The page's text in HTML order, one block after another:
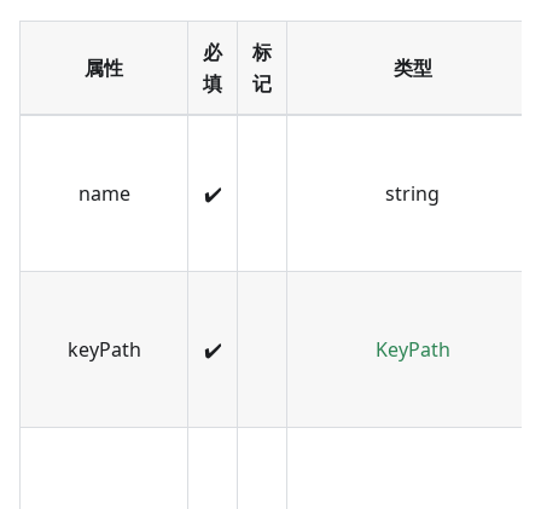
属性
必
填
标
记
类型
name ✔️ string
keyPath ✔️ KeyPath